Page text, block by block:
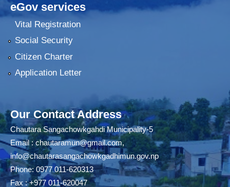
eGov services
Vital Registration
Social Security
Citizen Charter
Application Letter
Our Contact Address
Chautara Sangachowkgahdi Municipality-5
Email :chautaramun@gmail.com,
info@chautarasangachowkgadhimun.gov.np
Phone: 0977 011-620313
Fax : +977 011-620047